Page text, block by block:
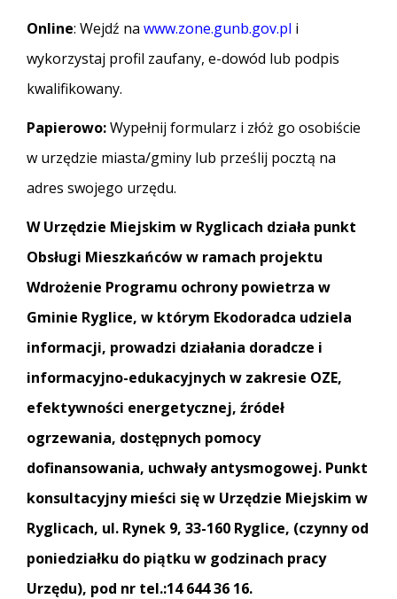
Online: Wejdź na www.zone.gunb.gov.pl i
wykorzystaj profil zaufany, e-dowód lub podpis
kwalifikowany.
Papierowo:Wypełnij formularz i złóż go osobiście
w urzędzie miasta/gminy lub prześlij pocztą na
adres swojego urzędu.
W Urzędzie Miejskim w Ryglicach działa punkt
Obsługi Mieszkańców w ramach projektu
Wdrożenie Programu ochrony powietrza w
Gminie Ryglice, w którym Ekodoradca udziela
informacji, prowadzi działania doradcze i
informacyjno-edukacyjnych w zakresie OZE,
efektywności energetycznej, źródeł
ogrzewania, dostępnych pomocy
dofinansowania, uchwały antysmogowej. Punkt
konsultacyjny mieści się w Urzędzie Miejskim w
Ryglicach, ul. Rynek 9, 33-160 Ryglice, (czynny od
poniedziałku do piątku w godzinach pracy
Urzędu), pod nr tel.:14 644 36 16.